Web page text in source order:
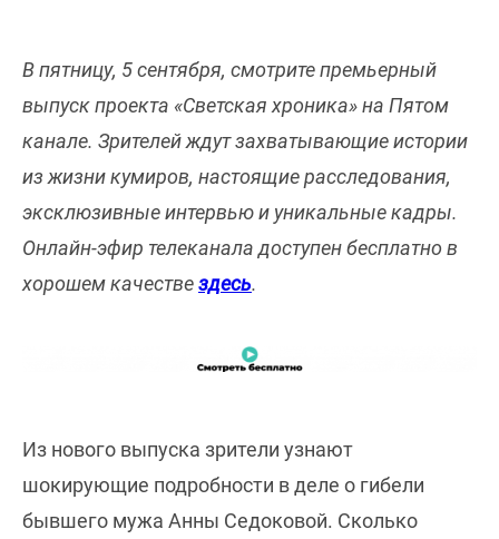
В пятницу, 5 сентября, смотрите премьерный
выпуск проекта «Светская хроника» на Пятом
канале. Зрителей ждут захватывающие истории
из жизни кумиров, настоящие расследования,
эксклюзивные интервью и уникальные кадры.
Онлайн-эфир телеканала доступен бесплатно в
хорошем качествездесь.
Из нового выпуска зрители узнают
шокирующие подробности в деле о гибели
бывшего мужа Анны Седоковой. Сколько